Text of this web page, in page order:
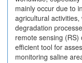
mainly occur due to
agricultural
degradation
remote sensing
efficient tool for
monitoring saline